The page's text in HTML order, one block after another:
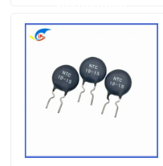
Tentang Kami